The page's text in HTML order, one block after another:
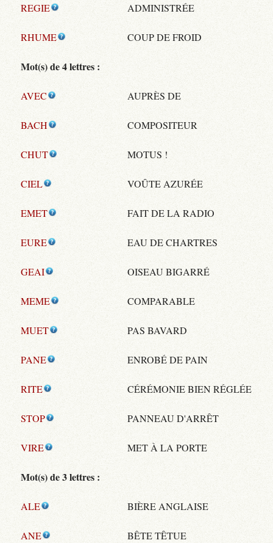
REGIE ADMINISTRÉE
RHUME COUP DE FROID
Mot(s) de 4 lettres :
AVEC AUPRÈS DE
BACH COMPOSITEUR
CHUT MOTUS !
CIEL VOÛTE AZURÉE
EMET FAIT DE LA RADIO
EURE EAU DE CHARTRES
GEAI OISEAU BIGARRÉ
MEME COMPARABLE
MUET PAS BAVARD
PANE ENROBÉ DE PAIN
RITE CÉRÉMONIE BIEN RÉGLÉE
STOP PANNEAU D'ARRÊT
VIRE MET À LA PORTE
Mot(s) de 3 lettres :
ALE BIÈRE ANGLAISE
ANE BÊTE TÊTUE